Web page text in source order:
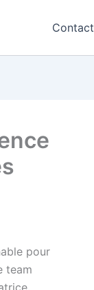
Contact
pour
team